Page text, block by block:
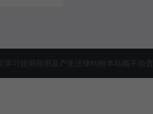
学习使用商用及产生法律纠纷本站概不